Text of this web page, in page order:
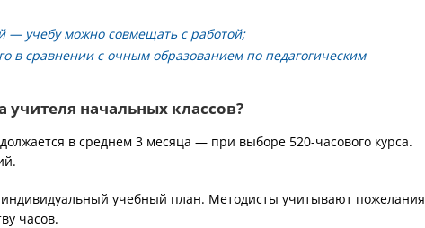
— учебу можно совмещать с работой;
в сравнении с очным образованием по педагогическим
учителя начальных классов?
в среднем 3 месяца — при выборе 520-часового курса.
индивидуальный учебный план. Методисты учитывают пожелания
часов.